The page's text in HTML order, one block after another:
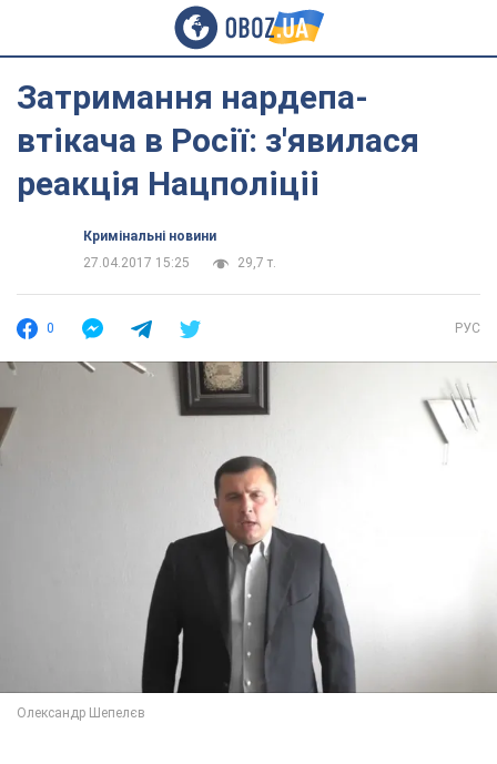
Затримання нардепа-
втікача в Росії: з'явилася
реакція Нацполіціі
Кримінальні новини
27.04.2017 15:25
29,7 т.
0 РУС